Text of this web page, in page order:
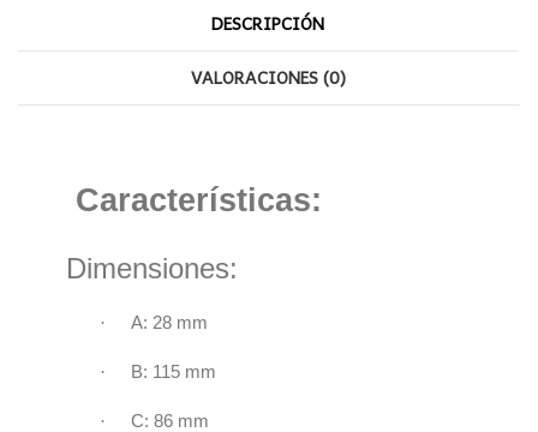
DESCRIPCIÓN
VALORACIONES (0)
Características:
Dimensiones:
· A: 28 mm
· B: 115 mm
· C: 86 mm